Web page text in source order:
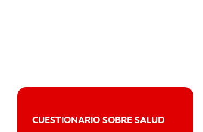
CUESTIONARIO SOBRE SALUD